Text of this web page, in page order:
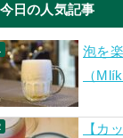
今日の人気記事
泡を
（
【カ